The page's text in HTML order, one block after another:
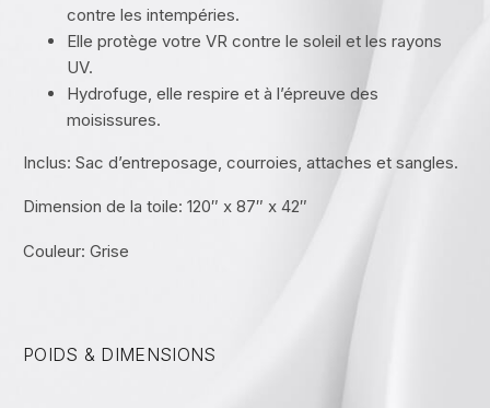
contre les intempéries.
Elle protège votre VR contre le soleil et les rayons
UV.
Hydrofuge, elle respire et à l’épreuve des
moisissures.
Inclus: Sac d’entreposage, courroies, attaches et sangles.
Dimension de la toile: 120″ x 87″ x 42″
Couleur: Grise
POIDS & DIMENSIONS